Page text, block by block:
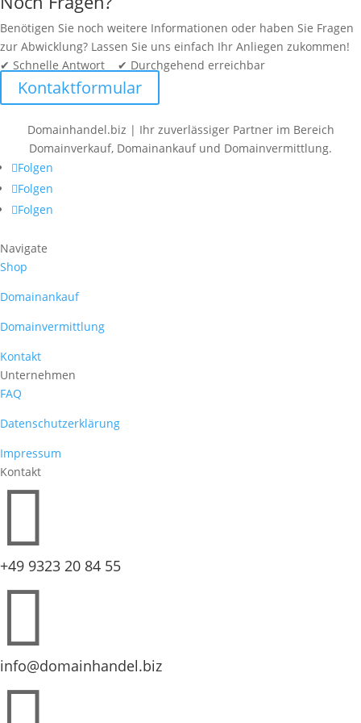
Benötigen Sie noch weitere Informationen oder haben Sie Fragen
zur Abwicklung? Lassen Sie uns einfach Ihr Anliegen zukommen!
✔ Schnelle Antwort ✔ Durchgehend erreichbar
Kontaktformular
Domainhandel.biz | Ihr zuverlässiger Partner im Bereich
Domainverkauf, Domainankauf und Domainvermittlung.
Folgen
Folgen
Folgen
Navigate
Shop
Domainankauf
Domainvermittlung
Kontakt
Unternehmen
FAQ
Datenschutzerklärung
Impressum
Kontakt

+49 9323 20 84 55

info@domainhandel.biz